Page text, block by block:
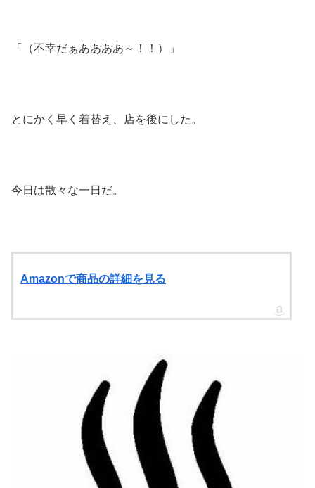
「（不幸だぁああああ～！！）」
とにかく早く着替え、店を後にした。
今日は散々な一日だ。
Amazonで商品の詳細を見る